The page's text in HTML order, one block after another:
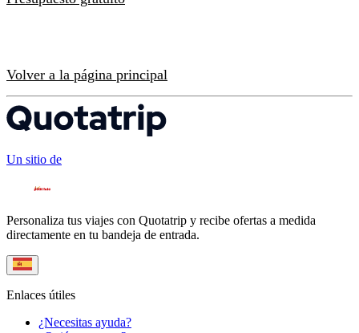
Volver a la página principal
Un sitio de
Personaliza tus viajes con Quotatrip y recibe ofertas a medida
directamente en tu bandeja de entrada.
Enlaces útiles
¿Necesitas ayuda?